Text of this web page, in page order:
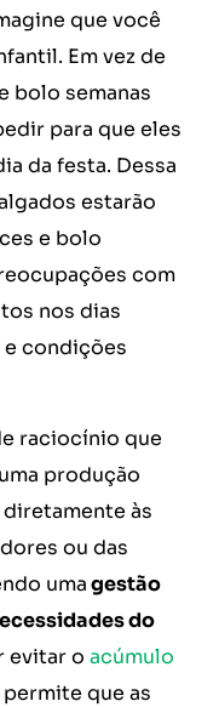
que você
Em vez de
bolo semanas
para que eles
da festa. Dessa
estarão
e bolo
com
nos dias
condições
raciocínio que
produção
às
ou das
umagestão
do
evitar o acúmulo
que as